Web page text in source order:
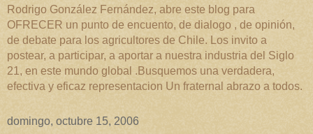
Rodrigo González Fernández, abre este blog para
OFRECER un punto de encuento, de dialogo , de opinión,
de debate para los agricultores de Chile. Los invito a
postear, a participar, a aportar a nuestra industria del Siglo
21, en este mundo global .Busquemos una verdadera,
efectiva y eficaz representacion Un fraternal abrazo a todos.
domingo, octubre 15, 2006